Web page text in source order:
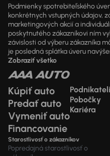
Podmienky spotrebiteľského
konkrétnych vstupných údajov,
marketingových akcií a
poskytnutého zákazníkovi ním
závislosti od výberu zákazníka
je posledná splátka úveru
Zobraziť všetko
Kúpiť auto
Predať auto
Vymeniť auto
Financovanie
Pobočky
Kariéra
Starostlivosť o zákazníkov
Popredajná starostlivosť o